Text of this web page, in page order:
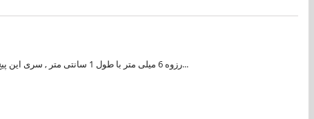
پیچ پلاستیکی M6 رزوه 6 میلی متر با طول 1 سانتی متر , سری این پیچ پلاستیکی مدل چهار سو می باشد. این پیچ پلاستیکی از مواد درجه یک ساخته شده و پیچ دارای کیفیت مناسبی می باشد. از پیچ های پلاستیکی در صن...